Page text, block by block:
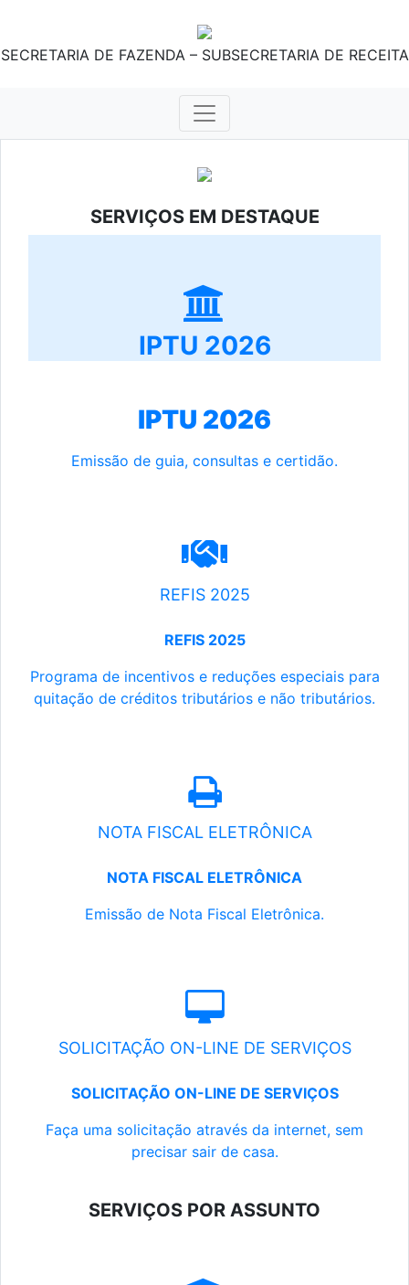
SECRETARIA DE FAZENDA – SUBSECRETARIA DE RECEITA
SERVIÇOS EM DESTAQUE
IPTU 2026
IPTU 2026
Emissão de guia, consultas e certidão.
REFIS 2025
REFIS 2025
Programa de incentivos e reduções especiais para
quitação de créditos tributários e não tributários.
NOTA FISCAL ELETRÔNICA
NOTA FISCAL ELETRÔNICA
Emissão de Nota Fiscal Eletrônica.
SOLICITAÇÃO ON-LINE DE SERVIÇOS
SOLICITAÇÃO ON-LINE DE SERVIÇOS
Faça uma solicitação através da internet, sem
precisar sair de casa.
SERVIÇOS POR ASSUNTO